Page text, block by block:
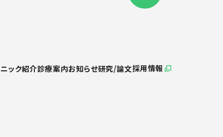
ック紹介診療案内お知らせ研究/論文採用情報